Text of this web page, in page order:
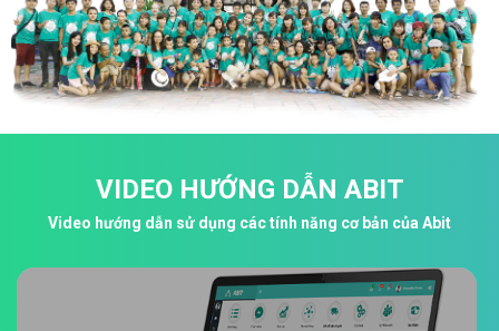
VIDEO HƯỚNG DẪN ABIT
Video hướng dẫn sử dụng các tính năng cơ bản của Abit